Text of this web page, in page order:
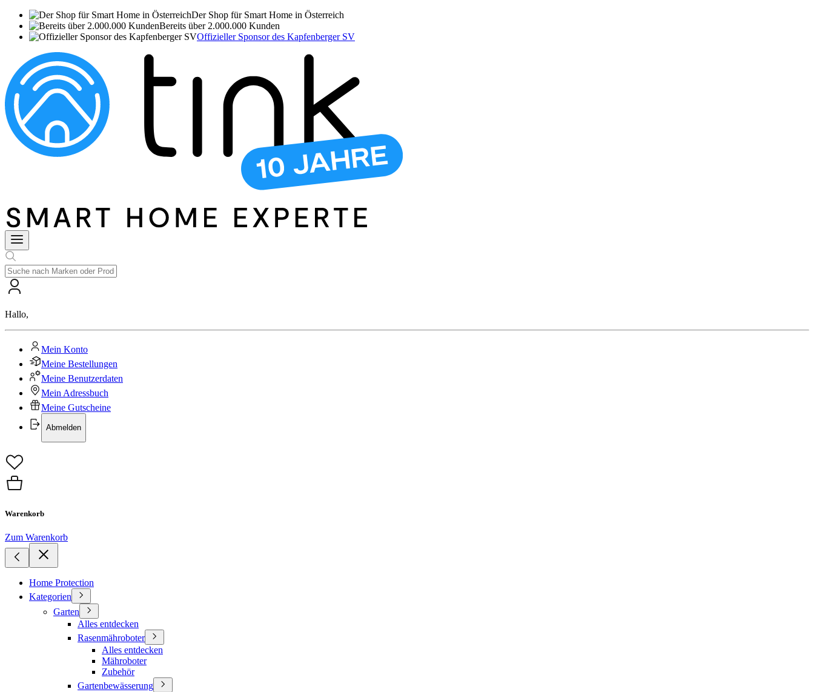
Der Shop für Smart Home in Österreich
Bereits über 2.000.000 Kunden
Offizieller Sponsor des Kapfenberger SV
Hallo,
Mein Konto
Meine Bestellungen
Meine Benutzerdaten
Mein Adressbuch
Meine Gutscheine
Abmelden
Warenkorb
Zum Warenkorb
Home Protection
Kategorien
Garten
Alles entdecken
Rasenmähroboter
Alles entdecken
Mähroboter
Zubehör
Gartenbewässerung